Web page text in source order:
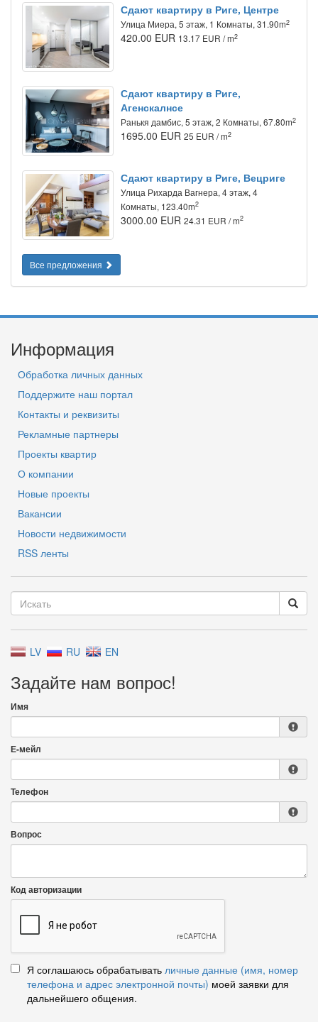
Сдают квартиру в Риге, Центре
Улица Миера, 5 этаж, 1 Комнаты, 31.90m2
420.00 EUR 13.17 EUR / m2
Сдают квартиру в Риге,
Агенскалнсе
Ранькя дамбис, 5 этаж, 2 Комнаты, 67.80m2
1695.00 EUR 25 EUR / m2
Сдают квартиру в Риге, Вецриге
Улица Рихарда Вагнера, 4 этаж, 4
Комнаты, 123.40m2
3000.00 EUR 24.31 EUR / m2
Все предложения
Информация
Обработка личных данных
Поддержите наш портал
Контакты и реквизиты
Рекламные партнеры
Проекты квартир
О компании
Новые проекты
Вакансии
Новости недвижимости
RSS ленты
LV RU EN
Задайте нам вопрос!
Имя
Е-мейл
Телефон
Вопрос
Код авторизации
Я соглашаюсь обрабатывать личные данные (имя, номер
телефона и адрес электронной почты) моей заявки для
дальнейшего общения.